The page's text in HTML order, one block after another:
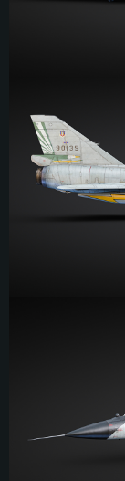
图形处理器：DirectX
推荐配置
操作系统：Windows
处理器：英特尔 Core
内存大小: 16 GB 或更高
图形处理器：DirectX
AMD Radeon RX 570
图形处理器: Intel Iris
推荐配置
操作系统：Mac OS Big
处理器：Core i7 (不支
内存大小：8 GB
图形处理器：Radeon
图形处理器：NVIDIA
推荐配置
操作系统：Ubuntu
处理器：Intel Core i7
内存大小: 16 GB
图形处理器：NVIDIA